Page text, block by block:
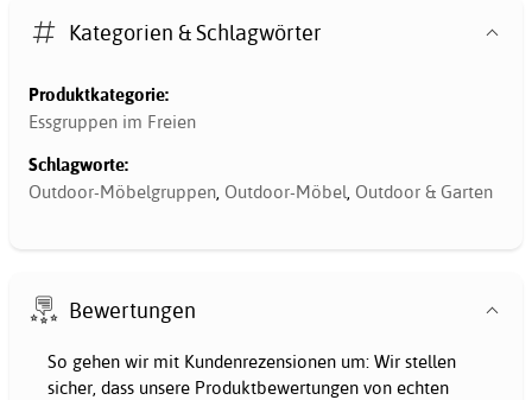
Kategorien & Schlagwörter
Produktkategorie:
Essgruppen im Freien
Schlagworte:
Outdoor-Möbelgruppen, Outdoor-Möbel, Outdoor & Garten
Bewertungen
So gehen wir mit Kundenrezensionen um: Wir stellen
sicher, dass unsere Produktbewertungen von echten